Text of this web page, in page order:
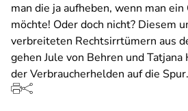
man die ja aufheben, wenn man
möchte! Oder doch nicht? Diesem
verbreiteten Rechtsirrtümern aus
gehen Jule von Behren und
der Verbraucherhelden auf die Spur.